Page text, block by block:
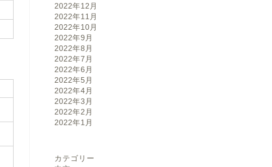
2022年12月
2022年11月
2022年10月
2022年9月
2022年8月
2022年7月
2022年6月
2022年5月
2022年4月
2022年3月
2022年2月
2022年1月
カテゴリー